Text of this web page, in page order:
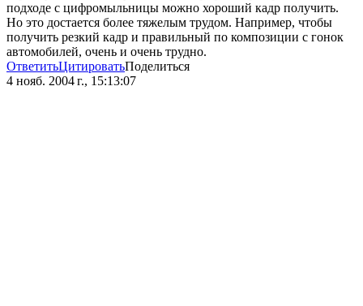
подходе с цифромыльницы можно хороший кадр получить.
Но это достается более тяжелым трудом. Например, чтобы
получить резкий кадр и правильный по композиции с гонок
автомобилей, очень и очень трудно.
ОтветитьЦитироватьПоделиться
4 нояб. 2004 г., 15:13:07